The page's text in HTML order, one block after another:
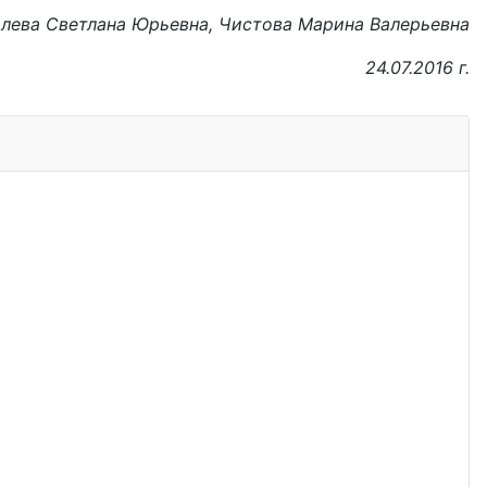
Светлана Юрьевна, Чистова Марина Валерьевна
24.07.2016 г.